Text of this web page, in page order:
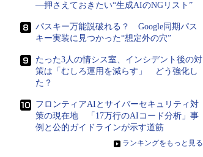
―押さえておきたい“生成AIのNGリスト”
パスキー万能説破れる？ Google同期パス
キー実装に見つかった“想定外の穴”
たった3人の情シス室、インシデント後の対
策は「むしろ運用を減らす」 どう強化し
た？
フロンティアAIとサイバーセキュリティ対
策の現在地 「17万行のAIコード分析」事
例と公的ガイドラインが示す道筋
» ランキングをもっと見る